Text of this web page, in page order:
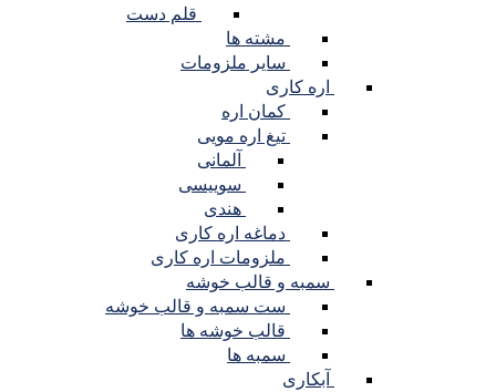
قلم دست
مشته ها
سایر ملزومات
اره کاری
کمان اره
تیغ اره مویی
آلمانی
سوییسی
هندی
دماغه اره کاری
ملزومات اره کاری
سمبه و قالب خوشه
ست سمبه و قالب خوشه
قالب خوشه ها
سمبه ها
آبکاری